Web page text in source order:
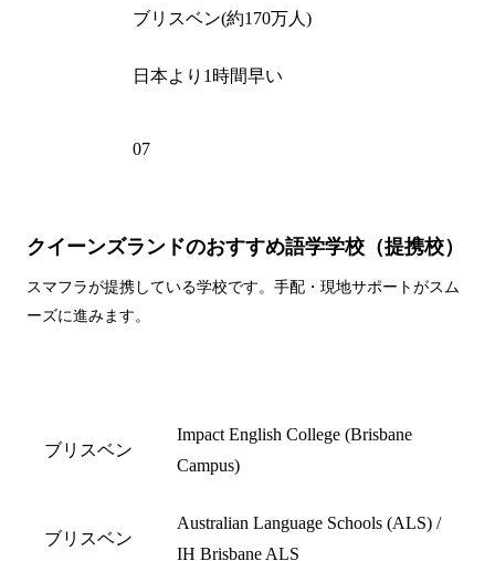
ブリスベン(約170万人)
日本より1時間早い
07
クイーンズランドのおすすめ語学学校（提携校）
スマフラが提携している学校です。手配・現地サポートがスム
ーズに進みます。
ブリスベン
Impact English College (Brisbane
Campus)
ブリスベン
Australian Language Schools (ALS) /
IH Brisbane ALS